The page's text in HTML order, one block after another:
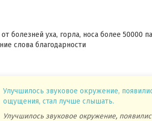
болезней уха, горла, носа более 50000
слова благодарности
Улучшилось звуковое окружение,
ощущения, стал лучше слышать.
Улучшилось звуковое окружение,